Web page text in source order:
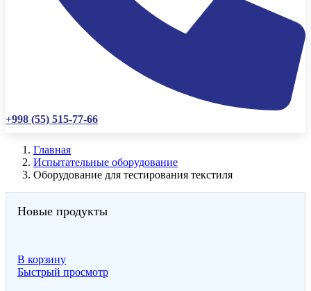
+998 (55) 515-77-66
Главная
Испытательные оборудование
Оборудование для тестирования текстиля
Новые продукты
В корзину
Быстрый просмотр